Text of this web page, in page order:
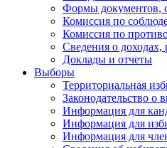
Формы документов,
Комиссия по
Комиссия по
Сведения о доходах,
Доклады и отчеты
Выборы
Территориальная
Законодательство о
Информация для
Информация для
Информация для